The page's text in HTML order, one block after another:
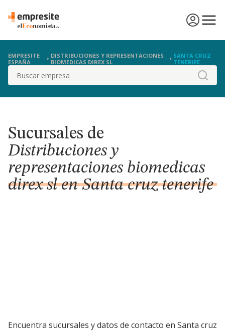
EMPRESITE
ESPAÑA
DISTRIBUCIONES Y REPRESENTACIONES
BIOMEDICAS DIREX SL
SANTA CRUZ
TENERIFE
Buscar
Sucursales de
Distribuciones y
representaciones biomedicas
direx sl en Santa cruz tenerife
Encuentra sucursales y datos de contacto en Santa cruz